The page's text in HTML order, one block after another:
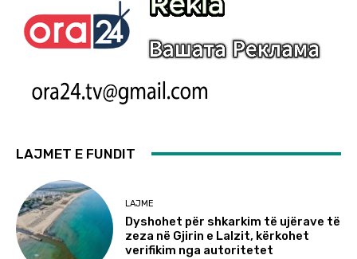
LAJMET E FUNDIT
LAJME
Dyshohet për shkarkim të ujërave të
zeza në Gjirin e Lalzit, kërkohet
verifikim nga autoritetet